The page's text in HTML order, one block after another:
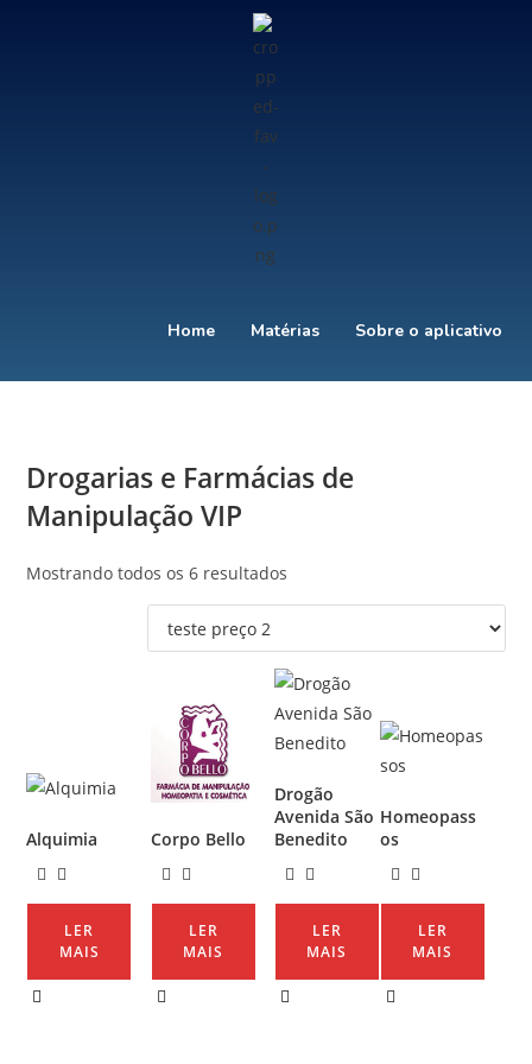
Home Matérias Sobre o aplicativo
Drogarias e Farmácias de
Manipulação VIP
Mostrando todos os 6 resultados
Alquimia
LER
MAIS
Corpo Bello
LER
MAIS
Drogão
Avenida São
Benedito
LER
MAIS
Homeopass
os
LER
MAIS